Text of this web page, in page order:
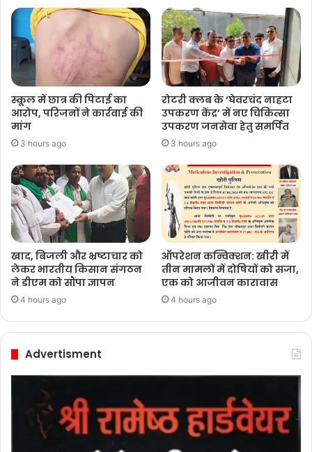
स्कूल में छात्र की पिटाई का
आरोप, परिजनों ने कार्रवाई की
मांग
3 hours ago
रोटरी क्लब के ‘घेवरचंद नाहटा
उपकरण केंद्र’ में नए चिकित्सा
उपकरण जनसेवा हेतु समर्पित
3 hours ago
खाद, बिजली और भ्रष्टाचार को
लेकर भारतीय किसान संगठन
ने डीएम को सौंपा ज्ञापन
4 hours ago
ऑपरेशन कन्विक्शन: खीरी में
तीन मामलों में दोषियों को सजा,
एक को आजीवन कारावास
4 hours ago
Advertisment